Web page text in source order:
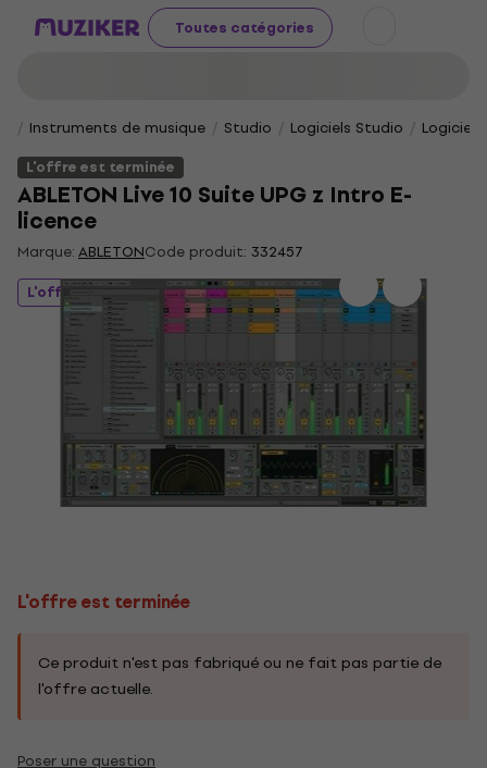
Toutes catégories
Instruments de musique Studio Logiciels Studio
L'offre est terminée
ABLETON Live 10 Suite UPG z Intro E-
licence
Marque:ABLETONCode produit: 332457
L'offre est terminée
L'offre est terminée
Ce produit n'est pas fabriqué ou ne fait pas partie de
l'offre actuelle.
Poser une question